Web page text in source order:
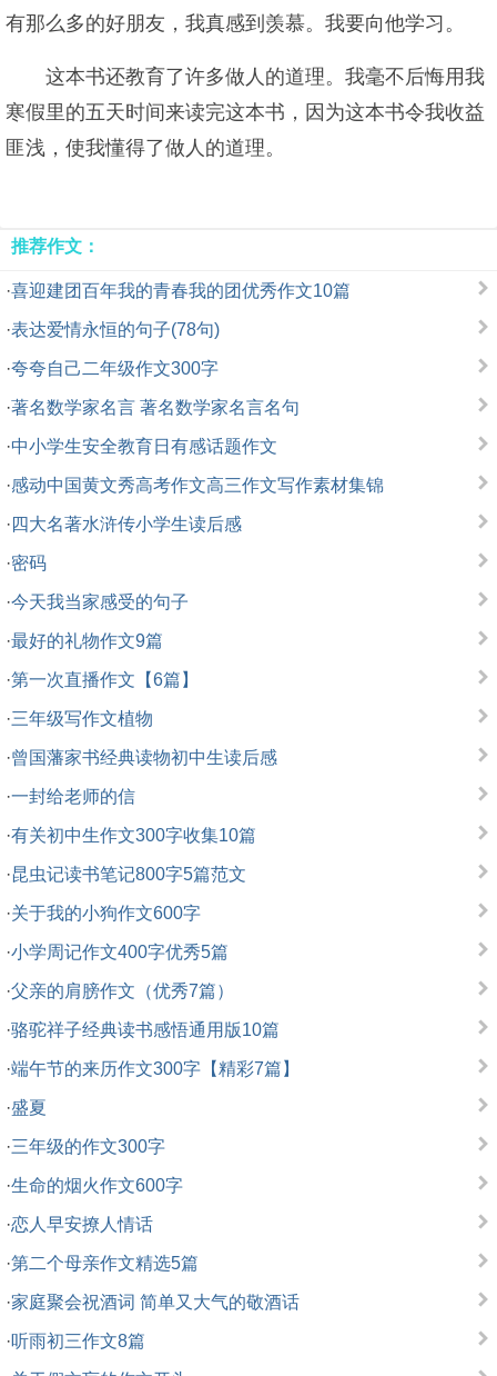
有那么多的好朋友，我真感到羡慕。我要向他学习。
这本书还教育了许多做人的道理。我毫不后悔用我
寒假里的五天时间来读完这本书，因为这本书令我收益
匪浅，使我懂得了做人的道理。
推荐作文：
·喜迎建团百年我的青春我的团优秀作文10篇
·表达爱情永恒的句子(78句)
·夸夸自己二年级作文300字
·著名数学家名言 著名数学家名言名句
·中小学生安全教育日有感话题作文
·感动中国黄文秀高考作文高三作文写作素材集锦
· 四大名著水浒传小学生读后感
·密码
·今天我当家感受的句子
·最好的礼物作文9篇
·第一次直播作文【6篇】
·三年级写作文植物
·曾国藩家书经典读物初中生读后感
·一封给老师的信
·有关初中生作文300字收集10篇
·昆虫记读书笔记800字5篇范文
·关于我的小狗作文600字
·小学周记作文400字优秀5篇
·父亲的肩膀作文（优秀7篇）
·骆驼祥子经典读书感悟通用版10篇
·端午节的来历作文300字【精彩7篇】
·盛夏
·三年级的作文300字
·生命的烟火作文600字
·恋人早安撩人情话
·第二个母亲作文精选5篇
·家庭聚会祝酒词 简单又大气的敬酒话
·听雨初三作文8篇